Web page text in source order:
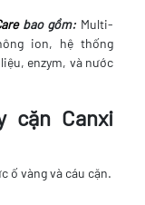
bao gồm: Multi-
ion, hệ thống
enzym, và nước
cặn Canxi
ố vàng và cáu cặn.